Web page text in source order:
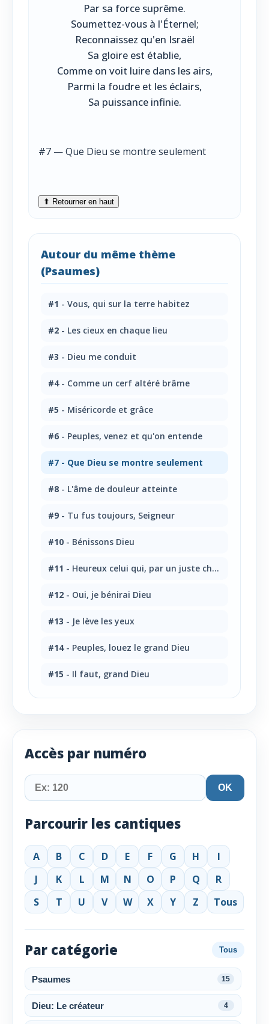
Accès par numéro
OK
Parcourir les cantiques
A B C D E F G H
I
J
K L M N O P Q
R
S
T U V W X Y Z Tous
Par catégorie Tous
Psaumes 15
Dieu: Le créateur 4
Par sa force suprême.
Soumettez-vous à l'Éternel;
Reconnaissez qu'en Israël
Sa gloire est établie,
Comme on voit luire dans les airs,
Parmi la foudre et les éclairs,
Sa puissance infinie.
#7 — Que Dieu se montre seulement
⬆ Retourner en haut
Autour du même thème
(Psaumes)
#1 - Vous, qui sur la terre habitez
#2 - Les cieux en chaque lieu
#3 - Dieu me conduit
#4- Comme un cerf altéré brâme
#5 - Miséricorde et grâce
#6 - Peuples, venez et qu'on entende
#7 - Que Dieu se montre seulement
#8 - L'âme de douleur atteinte
#9 - Tu fus toujours, Seigneur
#10 - Bénissons Dieu
#11 - Heureux celui qui, par un juste choix
#12 - Oui, je bénirai Dieu
#13 - Je lève les yeux
#14- Peuples, louez le grand Dieu
#15 - Il faut, grand Dieu